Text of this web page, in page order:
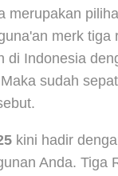
merupakan
merk tiga
di Indonesia
sudah
kini hadir
Anda. Tiga